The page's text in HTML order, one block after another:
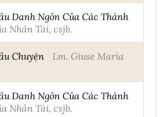
Danh Ngôn Của Các Thánh
Nhân Tài, csjb.
Chuyện
Lm. Giuse Maria
Danh Ngôn Của Các Thánh
Nhân Tài, csjb.